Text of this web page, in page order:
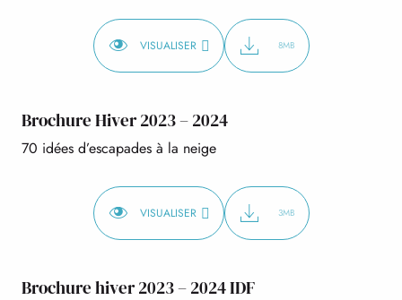
VISUALISER 8MB
Brochure Hiver 2023 – 2024
70 idées d’escapades à la neige
VISUALISER 3MB
Brochure hiver 2023 – 2024 IDF